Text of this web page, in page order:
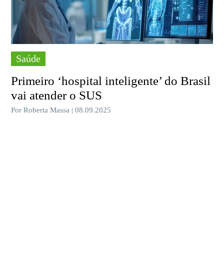
Saúde
Primeiro ‘hospital inteligente’ do Brasil
vai atender o SUS
Por Roberta Massa | 08.09.2025